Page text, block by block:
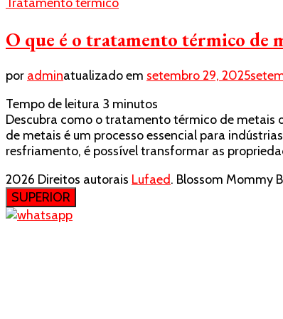
O que é o tratamento térmico de
por adminatualizado em setembro 29, 2025
Tempo de leitura 3 minutos
Descubra como o tratamento térmico de metais
de metais é um processo essencial para
resfriamento, é possível transformar as
2026 Direitos autorais Lufaed. Blossom Mommy
SUPERIOR